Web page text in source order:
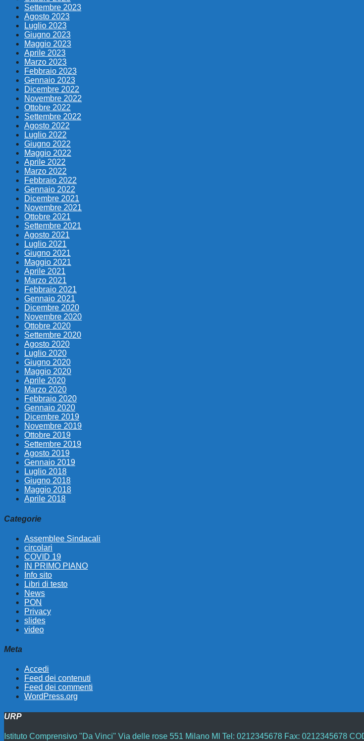
Settembre 2023
Agosto 2023
Luglio 2023
Giugno 2023
Maggio 2023
Aprile 2023
Marzo 2023
Febbraio 2023
Gennaio 2023
Dicembre 2022
Novembre 2022
Ottobre 2022
Settembre 2022
Agosto 2022
Luglio 2022
Giugno 2022
Maggio 2022
Aprile 2022
Marzo 2022
Febbraio 2022
Gennaio 2022
Dicembre 2021
Novembre 2021
Ottobre 2021
Settembre 2021
Agosto 2021
Luglio 2021
Giugno 2021
Maggio 2021
Aprile 2021
Marzo 2021
Febbraio 2021
Gennaio 2021
Dicembre 2020
Novembre 2020
Ottobre 2020
Settembre 2020
Agosto 2020
Luglio 2020
Giugno 2020
Maggio 2020
Aprile 2020
Marzo 2020
Febbraio 2020
Gennaio 2020
Dicembre 2019
Novembre 2019
Ottobre 2019
Settembre 2019
Agosto 2019
Gennaio 2019
Luglio 2018
Giugno 2018
Maggio 2018
Aprile 2018
Categorie
Assemblee Sindacali
circolari
COVID 19
IN PRIMO PIANO
Info sito
Libri di testo
News
PON
Privacy
slides
video
Meta
Accedi
Feed dei contenuti
Feed dei commenti
WordPress.org
URP
Istituto Comprensivo "Da Vinci" Via delle rose 551 Milano MI Tel: 0212345678 Fax: 0212345678